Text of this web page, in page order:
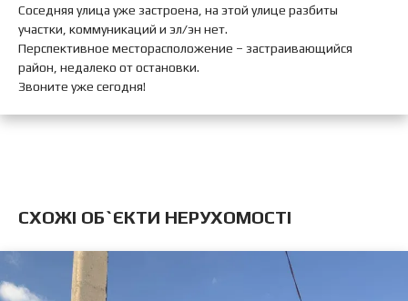
Соседняя улица уже застроена, на этой улице разбиты
участки, коммуникаций и эл/эн нет.
Перспективное месторасположение – застраивающийся
район, недалеко от остановки.
Звоните уже сегодня!
CХОЖІ ОБ`ЄКТИ НЕРУХОМОСТІ